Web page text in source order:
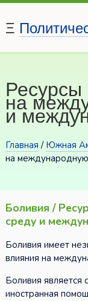
Ξ
Ресурсы
на
и
Главная / Южная
на
Боливия /
среду и
Боливия имеет
влияния на
Боливия является
иностранная